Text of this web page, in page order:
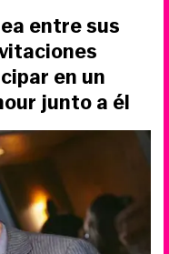
entre sus
en un
junto a él